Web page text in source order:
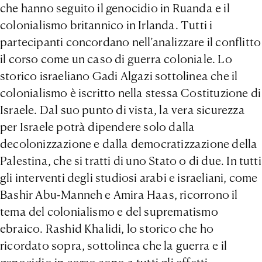
che hanno seguito il genocidio in Ruanda e il
colonialismo britannico in Irlanda. Tutti i
partecipanti concordano nell’analizzare il conflitto
il corso come un caso di guerra coloniale. Lo
storico israeliano Gadi Algazi sottolinea che il
colonialismo è iscritto nella stessa Costituzione di
Israele. Dal suo punto di vista, la vera sicurezza
per Israele potrà dipendere solo dalla
decolonizzazione e dalla democratizzazione della
Palestina, che si tratti di uno Stato o di due. In tutti
gli interventi degli studiosi arabi e israeliani, come
Bashir Abu-Manneh e Amira Haas, ricorrono il
tema del colonialismo e del suprematismo
ebraico. Rashid Khalidi, lo storico che ho
ricordato sopra, sottolinea che la guerra e il